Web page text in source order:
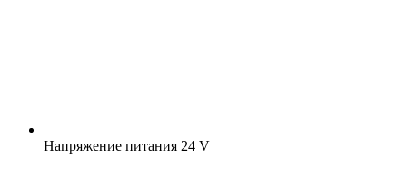
Напряжение питания 24 V